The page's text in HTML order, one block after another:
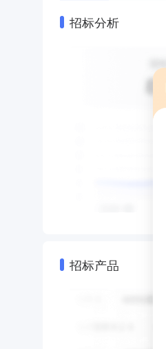
招标分析
招标产品